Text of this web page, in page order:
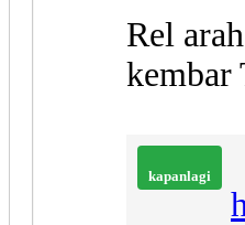
Rel
kembar
kapanlagi